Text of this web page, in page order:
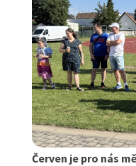
Červen je pro nás